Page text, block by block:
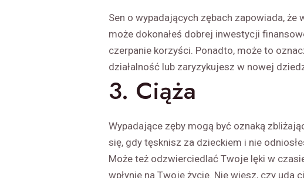
Sen o wypadających zębach zapowiada,
może dokonałeś dobrej inwestycji
czerpanie korzyści. Ponadto, może to
działalność lub zaryzykujesz w nowej
3. Ciąża
Wypadające zęby mogą być oznaką
się, gdy tęsknisz za dzieckiem i nie
Może też odzwierciedlać Twoje lęki w
wpłynie na Twoje życie. Nie wiesz, czy uda